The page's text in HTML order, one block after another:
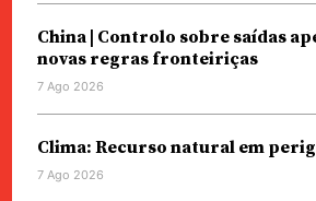
China | Controlo sobre saídas
novas regras fronteiriças
7 Ago 2026
Clima: Recurso natural em
7 Ago 2026